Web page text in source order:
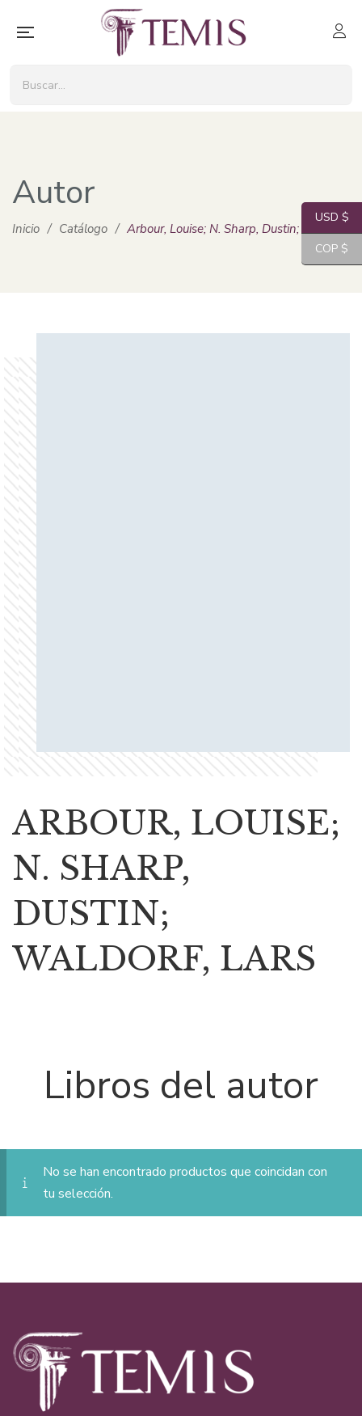
Autor
Inicio / Catálogo / Arbour, Louise; N. Sharp, Dustin; Waldorf,
ARBOUR, LOUISE;
N. SHARP,
DUSTIN;
WALDORF, LARS
Libros del autor
No se han encontrado productos que coincidan con
tu selección.
USD $
COP $